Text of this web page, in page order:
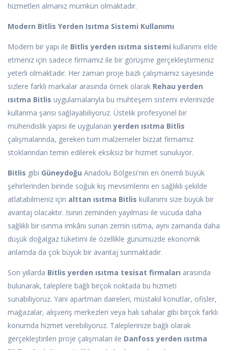
hizmetleri almanız mümkün olmaktadır.
Modern Bitlis Yerden Isıtma Sistemi Kullanımı
Modern bir yapı ile Bitlis yerden ısıtma sistemi kullanımı elde
etmeniz için sadece firmamız ile bir görüşme gerçekleştirmeniz
yeterli olmaktadır. Her zaman proje bazlı çalışmamız sayesinde
sizlere farklı markalar arasında örnek olarak Rehau yerden
ısıtma Bitlis uygulamalarıyla bu muhteşem sistemi evlerinizde
kullanma şansı sağlayabiliyoruz. Üstelik profesyonel bir
mühendislik yapısı ile uygulanan yerden ısıtma Bitlis
çalışmalarında, gereken tüm malzemeler bizzat firmamız
stoklarından temin edilerek eksiksiz bir hizmet sunuluyor.
Bitlis gibi Güneydoğu Anadolu Bölgesi'nin en önemli büyük
şehirlerinden birinde soğuk kış mevsimlerini en sağlıklı şekilde
atlatabilmeniz için alttan ısıtma Bitlis kullanımı size büyük bir
avantaj olacaktır. Isının zeminden yayılması ile vücuda daha
sağlıklı bir ısınma imkânı sunan zemin ısıtma, aynı zamanda daha
düşük doğalgaz tüketimi ile özellikle günümüzde ekonomik
anlamda da çok büyük bir avantaj sunmaktadır.
Son yıllarda Bitlis yerden ısıtma tesisat firmaları arasında
bulunarak, taleplere bağlı birçok noktada bu hizmeti
sunabiliyoruz. Yani apartman daireleri, müstakil konutlar, ofisler,
mağazalar, alışveriş merkezleri veya halı sahalar gibi birçok farklı
konumda hizmet verebiliyoruz. Taleplerinize bağlı olarak
gerçekleştirilen proje çalışmaları ile Danfoss yerden ısıtma